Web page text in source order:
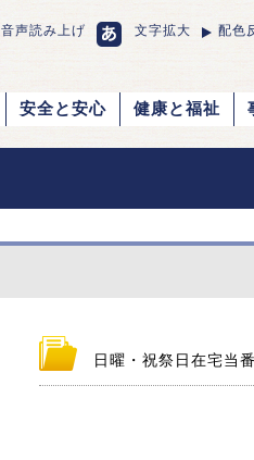
音声読み上げ 文字拡大 配色
安全と安心 健康と福祉
日曜・祝祭日在宅当